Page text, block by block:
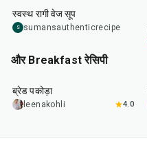
स्वस्थ रागी वेज सूप
S sumansauthenticrecipe
और Breakfast रेसिपी
15
ब्रेड पकोड़ा
leenakohli 4.0